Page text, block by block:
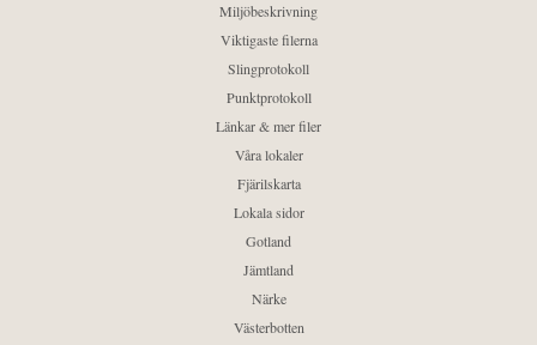
Miljöbeskrivning
Viktigaste filerna
Slingprotokoll
Punktprotokoll
Länkar & mer filer
Våra lokaler
Fjärilskarta
Lokala sidor
Gotland
Jämtland
Närke
Västerbotten